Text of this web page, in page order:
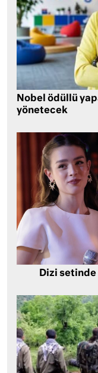
Nobel ödüllü
yönetecek
Dizi setinde